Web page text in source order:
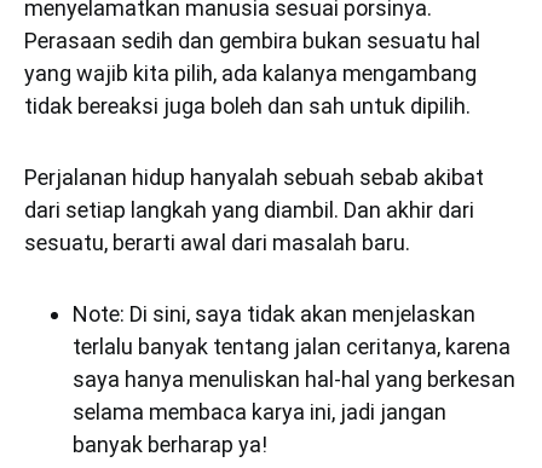
menyelamatkan manusia sesuai porsinya.
Perasaan sedih dan gembira bukan sesuatu hal
yang wajib kita pilih, ada kalanya mengambang
tidak bereaksi juga boleh dan sah untuk dipilih.
Perjalanan hidup hanyalah sebuah sebab akibat
dari setiap langkah yang diambil. Dan akhir dari
sesuatu, berarti awal dari masalah baru.
Note: Di sini, saya tidak akan menjelaskan
terlalu banyak tentang jalan ceritanya, karena
saya hanya menuliskan hal-hal yang berkesan
selama membaca karya ini, jadi jangan
banyak berharap ya!